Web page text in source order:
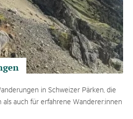
in Schweizer Pärken, die
auch für erfahrene Wanderer:innen